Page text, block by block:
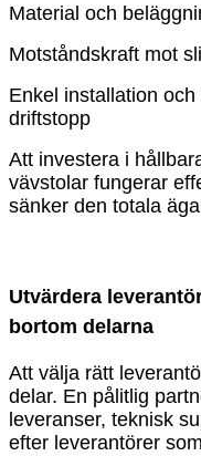
Material och
Motståndskraft mot
Enkel installation
driftstopp
Att investera i
vävstolar fungerar
sänker den totala
Utvärdera
bortom delarna
Att välja rätt
delar. En pålitlig
leveranser, teknisk
efter leverantörer